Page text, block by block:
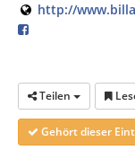
http://
Teilen
Gehört dieser